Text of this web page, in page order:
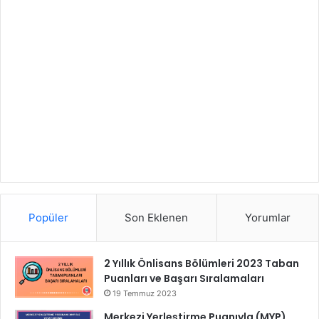
Popüler Son Eklenen Yorumlar
2 Yıllık Önlisans Bölümleri 2023 Taban
Puanları ve Başarı Sıralamaları
19 Temmuz 2023